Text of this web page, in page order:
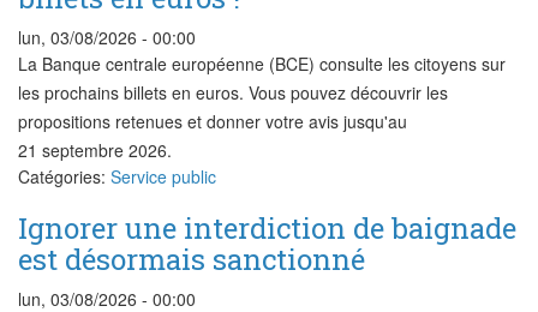
lun, 03/08/2026 - 00:00
La Banque centrale européenne (BCE) consulte les citoyens sur
les prochains billets en euros. Vous pouvez découvrir les
propositions retenues et donner votre avis jusqu'au
21 septembre 2026.
Catégories: Service public
Ignorer une interdiction de baignade
est désormais sanctionné
lun, 03/08/2026 - 00:00